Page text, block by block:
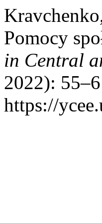
Pomocy
in Central
2022):
https://